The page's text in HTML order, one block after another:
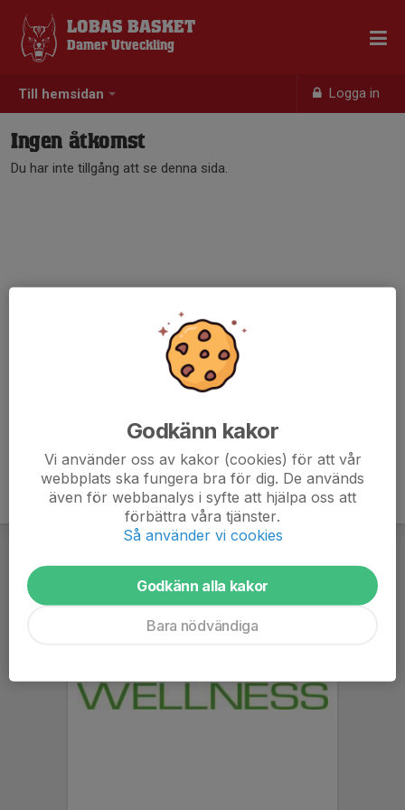
Till hemsidan Logga in
LOBAS BASKET
Damer Utveckling
Ingen åtkomst
Du har inte tillgång att se denna sida.
Godkänn kakor
Vi använder oss av kakor (cookies) för att vår
webbplats ska fungera bra för dig. De används
även för webbanalys i syfte att hjälpa oss att
förbättra våra tjänster.
Så använder vi cookies
Godkänn alla kakor
Bara nödvändiga